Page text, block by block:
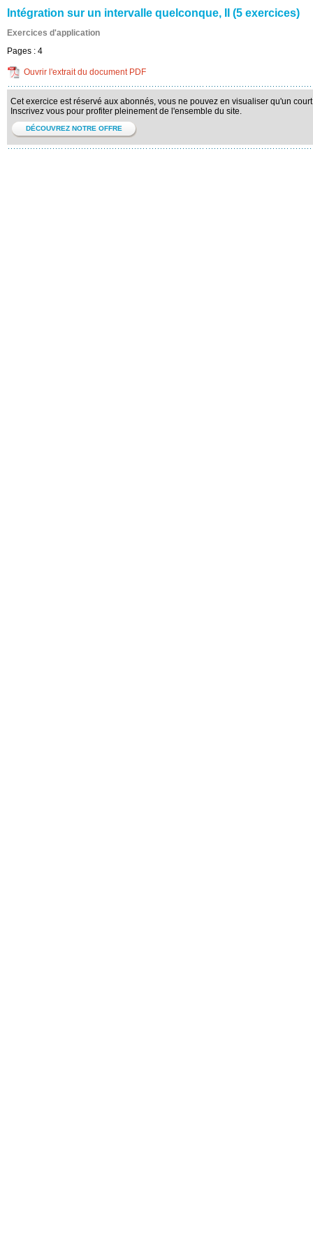
Intégration sur un intervalle quelconque, II (5 exercices)
Exercices d'application
Pages : 4
Ouvrir l'extrait du document PDF
Cet exercice est réservé aux abonnés, vous ne pouvez en visualiser qu'un
Inscrivez vous pour profiter pleinement de l'ensemble du site.
DÉCOUVREZ NOTRE OFFRE